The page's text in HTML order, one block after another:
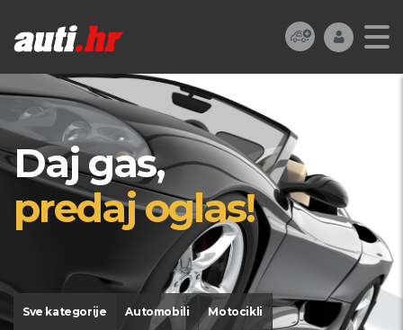
Daj gas,
predaj oglas!
Sve kategorije Automobili Motocikli